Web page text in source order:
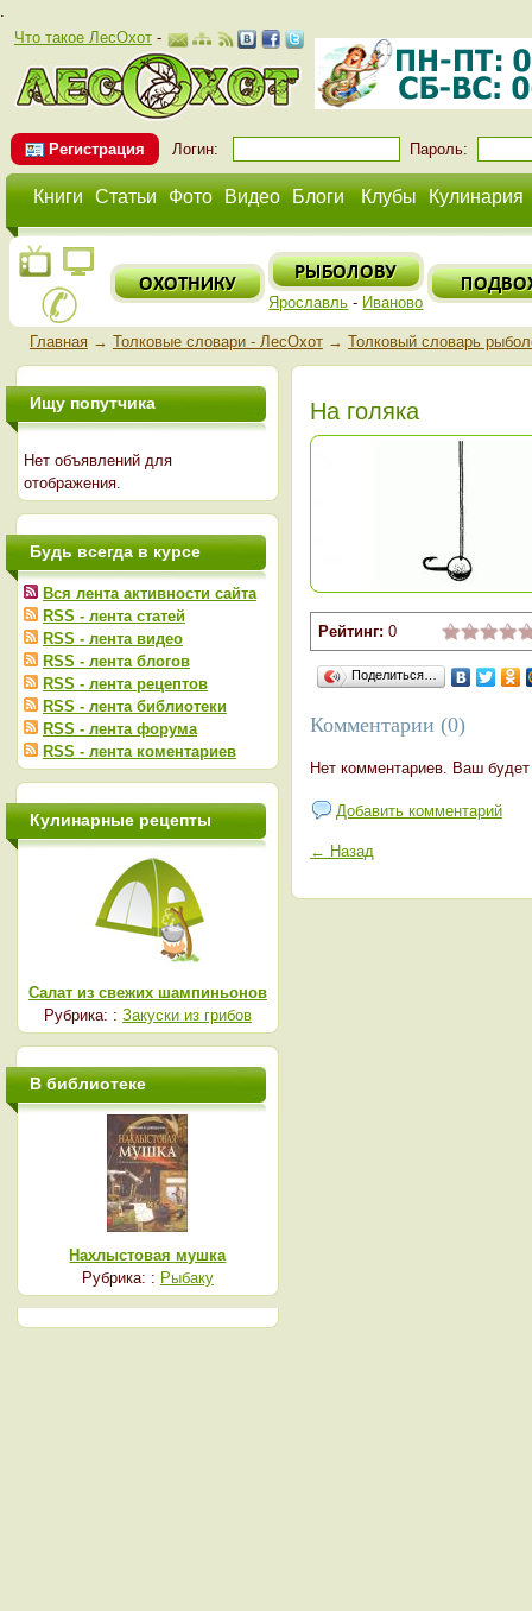
.
Что такое ЛесОхот-
Регистрация Логин: Пароль:
Книги Статьи Фото Видео Блоги Клубы Кулинария
Ярославль - Иваново
Главная→ Толковые словари - ЛесОхот→ Толковый словарь
На голяка
Рейтинг: 0
Поделиться…
Комментарии (0)
Нет комментариев. Ваш
Добавить комментарий
← Назад
Ищу попутчика
Нет объявлений для
отображения.
Будь всегда в курсе
Вся лента активности сайта
RSS - лента статей
RSS - лента видео
RSS - лента блогов
RSS - лента рецептов
RSS - лента библиотеки
RSS - лента форума
RSS - лента коментариев
Кулинарные рецепты
Салат из свежих шампиньонов
Рубрика: : Закуски из грибов
В библиотеке
Нахлыстовая мушка
Рубрика: : Рыбаку